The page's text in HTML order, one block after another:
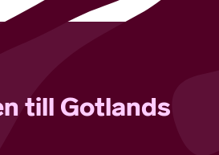
till Gotlands